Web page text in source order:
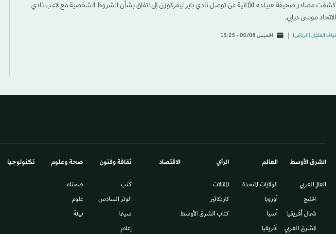
كشفت مصادر صحيفة «بيلد» الألمانية عن توصل نادي باير ليفركوزن إلى اتفاق بشأن الشروط الشخصية مع لاعب نادي
الاتحاد موسى ديابي.
نواف العقيّل (الرياض) الخميس 06/08 - 15:25
الشرق الأوسط​
العالم العربي
الخليج
شمال أفريقيا
المشرق العربي
العالم
الولايات المتحدة
أوروبا
آسيا
أفريقيا
الرأي
المقالات
كاريكاتير
كتاب الشرق الأوسط
الاقتصاد ثقافة وفنون
كتب
الوتر السادس​
سينما
إعلام
صحة وعلوم
صحتك
علوم
بيئة
تكنولوجيا